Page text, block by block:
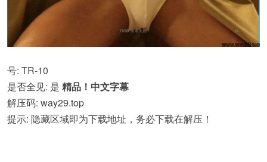
号: TR-10
是否全见: 是 精品！中文字幕
解压码: way29.top
提示: 隐藏区域即为下载地址，务必下载在解压！